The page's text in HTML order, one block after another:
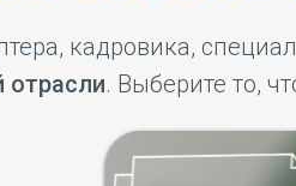
кадровика,
. Выберите то,